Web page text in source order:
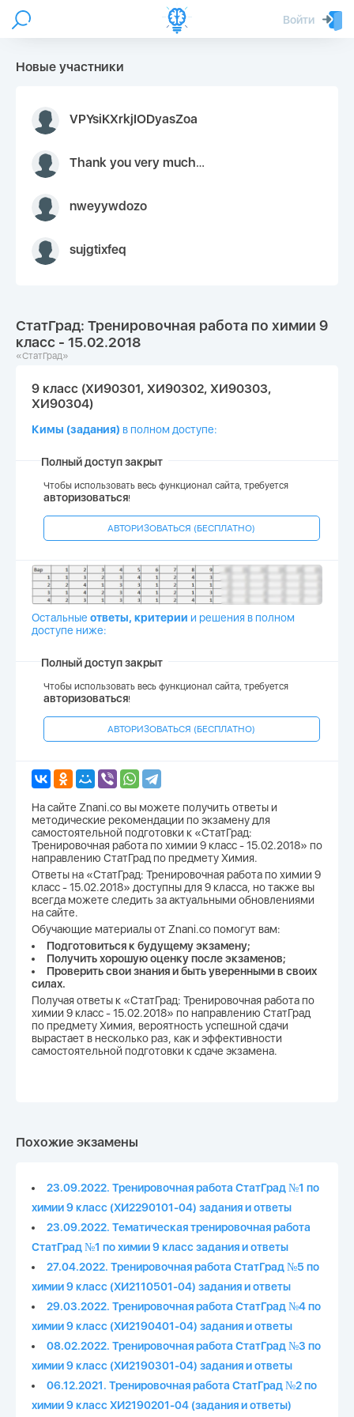
Войти
Новые участники
VPYsiKXrkjIODyasZoa
Thank you very much for your inquiry We appreciate you 9126052 https://youtube.com faceapple !
nweyywdozo
sujgtixfeq
СтатГрад: Тренировочная работа по химии 9
класс - 15.02.2018
«СтатГрад»
9 класс (ХИ90301, ХИ90302, ХИ90303,
ХИ90304)
Кимы (задания) в полном доступе:
Полный доступ закрыт
Чтобы использовать весь функционал сайта, требуется
авторизоваться!
АВТОРИЗОВАТЬСЯ (БЕСПЛАТНО)
Остальные ответы, критерии и решения в полном
доступе ниже:
Полный доступ закрыт
Чтобы использовать весь функционал сайта, требуется
авторизоваться!
АВТОРИЗОВАТЬСЯ (БЕСПЛАТНО)
На сайте Znani.co вы можете получить ответы и
методические рекомендации по экзамену для
самостоятельной подготовки к «СтатГрад:
Тренировочная работа по химии 9 класс - 15.02.2018» по
направлению СтатГрад по предмету Химия.
Ответы на «СтатГрад: Тренировочная работа по химии 9
класс - 15.02.2018» доступны для 9 класса, но также вы
всегда можете следить за актуальными обновлениями
на сайте.
Обучающие материалы от Znani.co помогут вам:
Подготовиться к будущему экзамену;
Получить хорошую оценку после экзаменов;
Проверить свои знания и быть уверенными в своих
силах.
Получая ответы к «СтатГрад: Тренировочная работа по
химии 9 класс - 15.02.2018» по направлению СтатГрад
по предмету Химия, вероятность успешной сдачи
вырастает в несколько раз, как и эффективности
самостоятельной подготовки к сдаче экзамена.
Похожие экзамены
23.09.2022. Тренировочная работа СтатГрад №1 по
химии 9 класс (ХИ2290101-04) задания и ответы
23.09.2022. Тематическая тренировочная работа
СтатГрад №1 по химии 9 класс задания и ответы
27.04.2022. Тренировочная работа СтатГрад №5 по
химии 9 класс (ХИ2110501-04) задания и ответы
29.03.2022. Тренировочная работа СтатГрад №4 по
химии 9 класс (ХИ2190401-04) задания и ответы
08.02.2022. Тренировочная работа СтатГрад №3 по
химии 9 класс (ХИ2190301-04) задания и ответы
06.12.2021. Тренировочная работа СтатГрад №2 по
химии 9 класс ХИ2190201-04 (задания и ответы)